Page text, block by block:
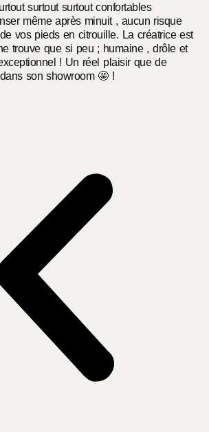
surtout surtout confortables
même après minuit , aucun risque
vos pieds en citrouille. La créatrice est
trouve que si peu ; humaine , drôle et
! Un réel plaisir que de
son showroom 🤩 !